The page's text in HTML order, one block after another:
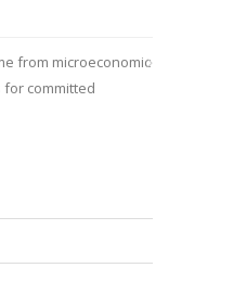
from microeconomic
committed